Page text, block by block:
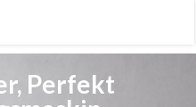
Perfekt